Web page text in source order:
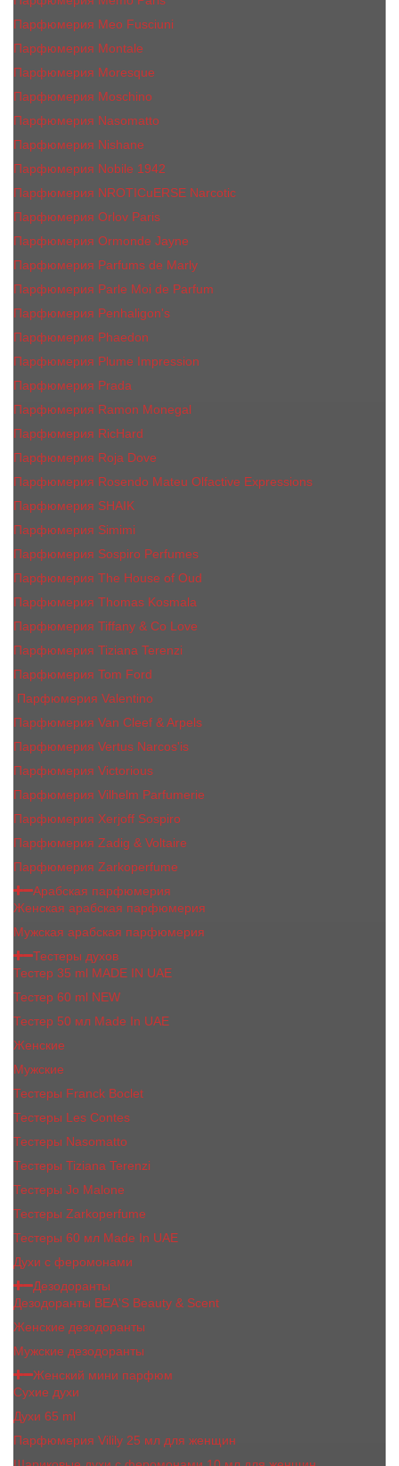
Парфюмерия Meo Fusciuni
Парфюмерия Montale
Парфюмерия Moresque
Парфюмерия Moschino
Парфюмерия Nasomatto
Парфюмерия Nishane
Парфюмерия Nobile 1942
Парфюмерия NROTICuERSE Narcotic
Парфюмерия Orlov Paris
Парфюмерия Ormonde Jayne
Парфюмерия Parfums de Marly
Парфюмерия Parle Moi de Parfum
Парфюмерия Penhaligon's
Парфюмерия Phaedon
Парфюмерия Plume Impression
Парфюмерия Prada
Парфюмерия Ramon Monegal
Парфюмерия RicHard
Парфюмерия Roja Dove
Парфюмерия Rosendo Mateu Olfactive Expressions
Парфюмерия SHAIK
Парфюмерия Simimi
Парфюмерия Sospiro Perfumes
Парфюмерия The House of Oud
Парфюмерия Thomas Kosmala
Парфюмерия Tiffany & Co Love
Парфюмерия Tiziana Terenzi
Парфюмерия Tom Ford
Парфюмерия Valentino
Парфюмерия Van Cleef & Arpels
Парфюмерия Vertus Narcos'is
Парфюмерия Victorious
Парфюмерия Vilhelm Parfumerie
Парфюмерия Xerjoff Sospiro
Парфюмерия Zadig & Voltaire
Парфюмерия Zarkoperfume
Арабская парфюмерия
Женская арабская парфюмерия
Мужская арабская парфюмерия
Тестеры духов
Тестер 35 ml MADE IN UAE
Тестер 60 ml NEW
Тестер 50 мл Made In UAE
Женские
Мужские
Тестеры Franck Boclet
Тестеры Les Contes
Тестеры Nasomatto
Тестеры Tiziana Terenzi
Тестеры Jо Malоnе
Тестеры Zarkoperfume
Тестеры 60 мл Made In UAE
Духи с феромонами
Дезодоранты
Дезодоранты BEA'S Beauty & Scent
Женские дезодоранты
Мужские дезодоранты
Женский мини парфюм
Сухие духи
Духи 65 ml
Парфюмерия Vilily 25 мл для женщин